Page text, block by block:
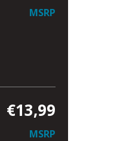
MSRP
€13,99
MSRP